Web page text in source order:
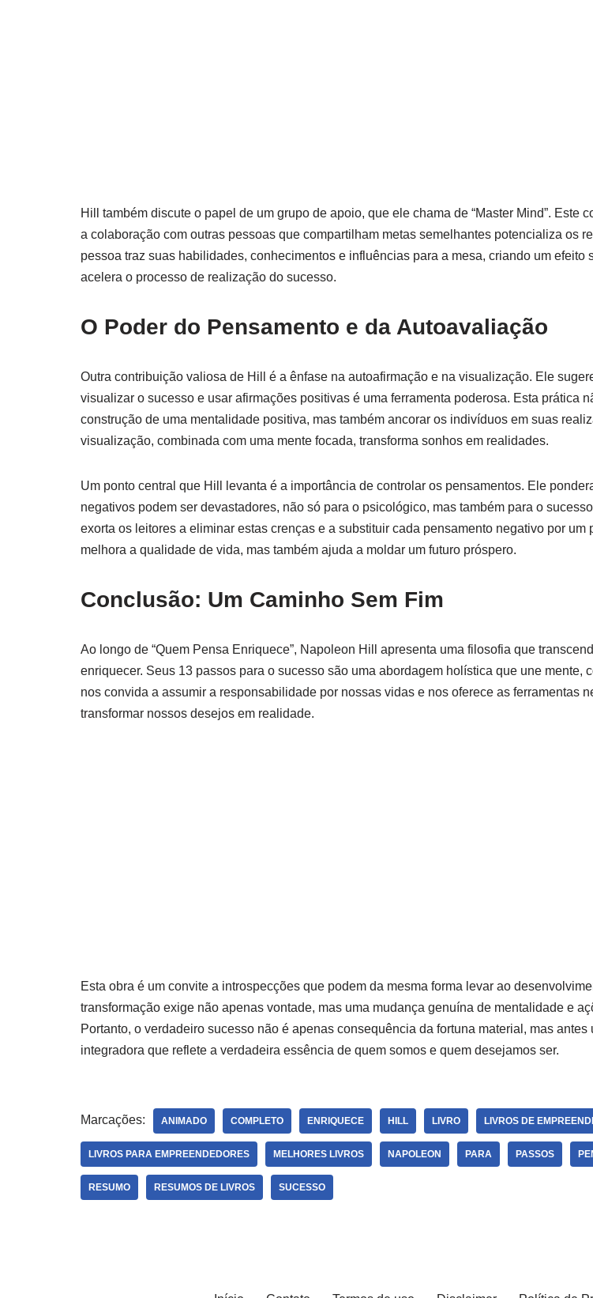
Hill também discute o papel de um grupo de apoio, que ele chama de “Master Mind”. Este
a colaboração com outras pessoas que compartilham metas semelhantes potencializa os
pessoa traz suas habilidades, conhecimentos e influências para a mesa, criando um efeito
acelera o processo de realização do sucesso.
O Poder do Pensamento e da Autoavaliação
Outra contribuição valiosa de Hill é a ênfase na autoafirmação e na visualização. Ele
visualizar o sucesso e usar afirmações positivas é uma ferramenta poderosa. Esta prática
construção de uma mentalidade positiva, mas também ancorar os indivíduos em suas
visualização, combinada com uma mente focada, transforma sonhos em realidades.
Um ponto central que Hill levanta é a importância de controlar os pensamentos. Ele
negativos podem ser devastadores, não só para o psicológico, mas também para o
exorta os leitores a eliminar estas crenças e a substituir cada pensamento negativo por um
melhora a qualidade de vida, mas também ajuda a moldar um futuro próspero.
Conclusão: Um Caminho Sem Fim
Ao longo de “Quem Pensa Enriquece”, Napoleon Hill apresenta uma filosofia que
enriquecer. Seus 13 passos para o sucesso são uma abordagem holística que une mente,
nos convida a assumir a responsabilidade por nossas vidas e nos oferece as ferramentas
transformar nossos desejos em realidade.
Esta obra é um convite a introspecções que podem da mesma forma levar ao
transformação exige não apenas vontade, mas uma mudança genuína de mentalidade e
Portanto, o verdadeiro sucesso não é apenas consequência da fortuna material, mas antes
integradora que reflete a verdadeira essência de quem somos e quem desejamos ser.
Marcações: ANIMADO COMPLETO ENRIQUECE HILL LIVRO LIVROS DE
LIVROS PARA EMPREENDEDORES MELHORES LIVROS NAPOLEON PARA PASSOS
RESUMO RESUMOS DE LIVROS SUCESSO